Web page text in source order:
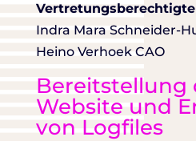
Indra Mara Schneider-
Heino Verhoek CAO
Bereitstellung
Website und
von Logfiles